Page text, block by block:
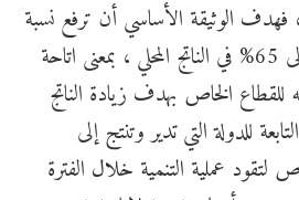
فهدف الوثيقة الأساسي أن ترفع نسبة
مشاركة القطاع الخاص إلى 65% في الناتج المحلي ، بمعنى اتاحة
للقطاع الخاص بهدف زيادة الناتج
للدولة التي تدير وتنتج إلى
لتقود عملية التنمية خلال الفترة